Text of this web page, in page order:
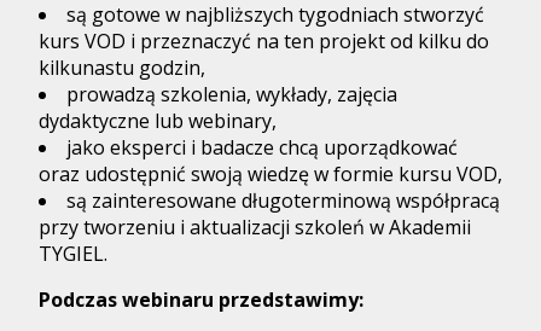
są gotowe w najbliższych tygodniach stworzyć
kurs VOD i przeznaczyć na ten projekt od kilku do
kilkunastu godzin,
prowadzą szkolenia, wykłady, zajęcia
dydaktyczne lub webinary,
jako eksperci i badacze chcą uporządkować
oraz udostępnić swoją wiedzę w formie kursu VOD,
są zainteresowane długoterminową współpracą
przy tworzeniu i aktualizacji szkoleń w Akademii
TYGIEL.
Podczas webinaru przedstawimy: